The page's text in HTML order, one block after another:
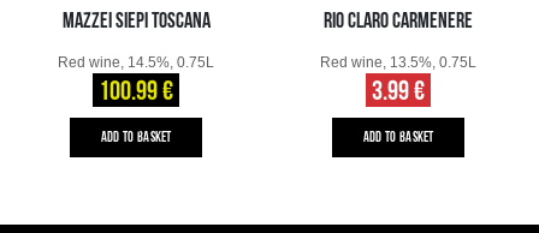
MAZZEI SIEPI TOSCANA
Red wine, 14.5%, 0.75L
100.99 €
ADD TO BASKET
RIO CLARO CARMENERE
Red wine, 13.5%, 0.75L
3.99 €
ADD TO BASKET